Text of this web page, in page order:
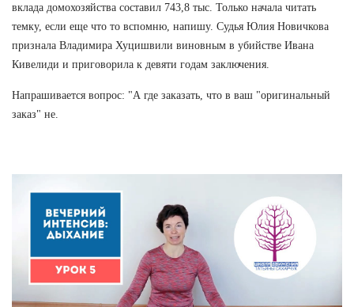
вклада домохозяйства составил 743,8 тыс. Только начала читать
темку, если еще что то вспомню, напишу. Судья Юлия Новичкова
признала Владимира Хуцишвили виновным в убийстве Ивана
Кивелиди и приговорила к девяти годам заключения.
Напрашивается вопрос: "А где заказать, что в ваш "оригинальный
заказ" не.